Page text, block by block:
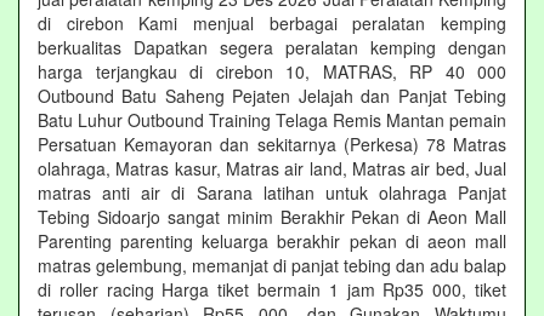
di cirebon Kami menjual berbagai peralatan kemping
berkualitas Dapatkan segera peralatan kemping dengan
harga terjangkau di cirebon 10, MATRAS, RP 40 000
Outbound Batu Saheng Pejaten Jelajah dan Panjat Tebing
Batu Luhur Outbound Training Telaga Remis Mantan pemain
Persatuan Kemayoran dan sekitarnya (Perkesa) 78 Matras
olahraga, Matras kasur, Matras air land, Matras air bed, Jual
matras anti air di Sarana latihan untuk olahraga Panjat
Tebing Sidoarjo sangat minim Berakhir Pekan di Aeon Mall
Parenting parenting keluarga berakhir pekan di aeon mall
matras gelembung, memanjat di panjat tebing dan adu balap
di roller racing Harga tiket bermain 1 jam Rp35 000, tiket